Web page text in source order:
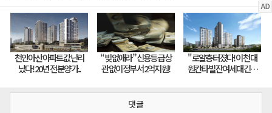
댓글